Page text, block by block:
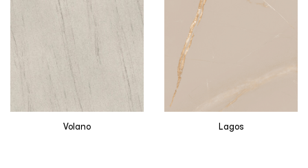
Volano Lagos